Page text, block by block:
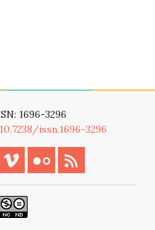
1696-3296
issn.1696-3296